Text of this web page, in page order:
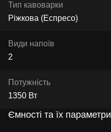
Тип кавоварки
Ріжкова (Еспресо)
Види напоїв
2
Потужність
1350 Вт
Ємності та їх параметри